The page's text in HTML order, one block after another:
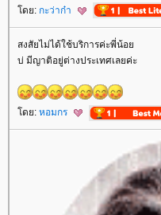
ดย: กะว่าก๋า
สงสัยไม่ได้ใช้บริการค่ะพี่น้อ
บ่ มีญาติอยู่ต่างประเทศเลยค่ะ
ดย: หอมกร